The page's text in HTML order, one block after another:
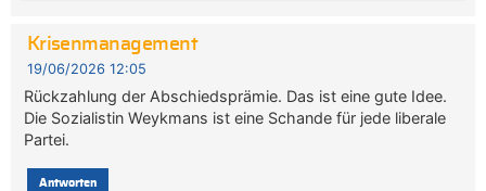
Krisenmanagement
19/06/2026 12:05
Rückzahlung der Abschiedsprämie. Das ist eine gute Idee.
Die Sozialistin Weykmans ist eine Schande für jede liberale
Partei.
Antworten